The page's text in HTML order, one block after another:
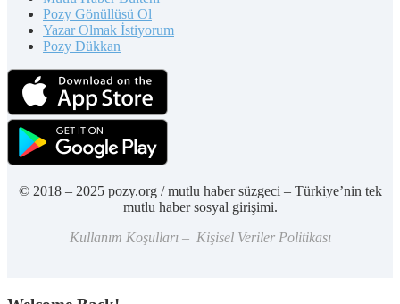
Pozy Gönüllüsü Ol
Yazar Olmak İstiyorum
Pozy Dükkan
© 2018 – 2025 pozy.org / mutlu haber süzgeci – Türkiye’nin tek
mutlu haber sosyal girişimi.
Kullanım Koşulları – Kişisel Veriler Politikası